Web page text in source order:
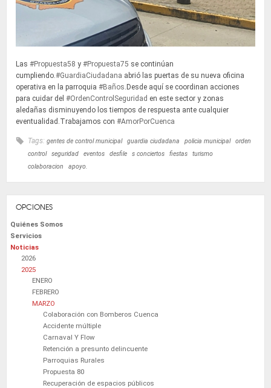
Las #Propuesta58 y #Propuesta75 se continúan
cumpliendo.#GuardiaCiudadana abrió las puertas de su nueva oficina
operativa en la parroquia #Baños.Desde aquí se coordinan acciones
para cuidar del #OrdenControlSeguridad en este sector y zonas
aledañas disminuyendo los tiempos de respuesta ante cualquier
eventualidad.Trabajamos con #AmorPorCuenca
Tags: gentes de control municipal guardia ciudadana policia municipal
orden
control
seguridad eventos desfile s conciertos fiestas
turismo
colaboracion
apoyo.
OPCIONES
Quiénes Somos
Servicios
Noticias
2026
2025
ENERO
FEBRERO
MARZO
Colaboración con Bomberos Cuenca
Accidente múltiple
Carnaval Y Flow
Retención a presunto delincuente
Parroquias Rurales
Propuesta 80
Recuperación de espacios públicos